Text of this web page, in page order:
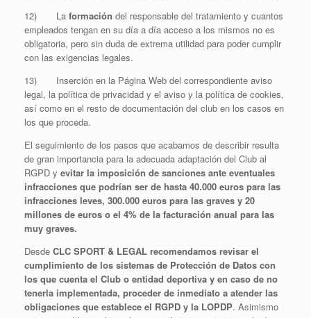
12) La formación del responsable del tratamiento y cuantos
empleados tengan en su día a día acceso a los mismos no es
obligatoria, pero sin duda de extrema utilidad para poder cumplir
con las exigencias legales.
13) Inserción en la Página Web del correspondiente aviso
legal, la política de privacidad y el aviso y la política de cookies,
así como en el resto de documentación del club en los casos en
los que proceda.
El seguimiento de los pasos que acabamos de describir resulta
de gran importancia para la adecuada adaptación del Club al
RGPD y evitar la imposición de sanciones ante eventuales
infracciones que podrían ser de hasta 40.000 euros para las
infracciones leves, 300.000 euros para las graves y 20
millones de euros o el 4% de la facturación anual para las
muy graves.
Desde CLC SPORT & LEGAL recomendamos revisar el
cumplimiento de los sistemas de Protección de Datos con
los que cuenta el Club o entidad deportiva y en caso de no
tenerla implementada, proceder de inmediato a atender las
obligaciones que establece el RGPD y la LOPDP. Asimismo